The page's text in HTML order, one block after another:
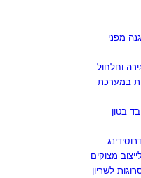
מפני
וחלחול
במערכת
בטון
מצוקים
לשריון